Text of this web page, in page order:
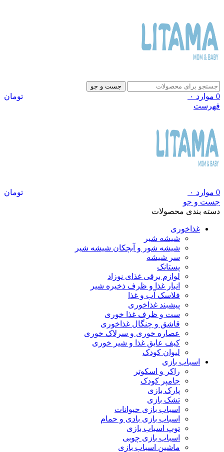
جست و جو
0 موارد ۰
تومان
فهرست
0 موارد ۰
تومان
جست و جو
دسته بندی محصولات
غذاخوری
شیشه شیر
شیشه ‌شور و آبچکان شیشه‌ شیر
سر شیشه
پستانک
لوازم برقی غذای نوزاد
انبار غذا و ظرف ذخیره شیر
فلاسک آب و غذا
پیشبند غذاخوری
ست و ظرف غذا خوری
قاشق و چنگال غذاخوری
عصاره خوری و سرلاک خوری
کیف عایق غذا و شیر خوری
لیوان کودک
اسباب بازی
راکر و اسکوتر
جامپر کودک
پارک بازی
تشک بازی
اسباب بازی حیوانات
اسباب بازی بادی و حمام
توپ اسباب بازی
اسباب بازی چوبی
ماشین اسباب بازی